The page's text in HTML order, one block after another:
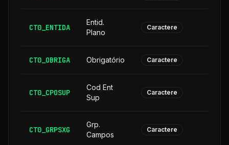
CT0_ENTIDA
Entid.
Plano
Caractere
CT0_OBRIGA Obrigatório Caractere
CT0_CPOSUP
Cod Ent
Sup
Caractere
CT0_GRPSXG
Grp.
Campos
Caractere